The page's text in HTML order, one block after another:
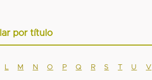
por título
M N O P Q R S T U
V